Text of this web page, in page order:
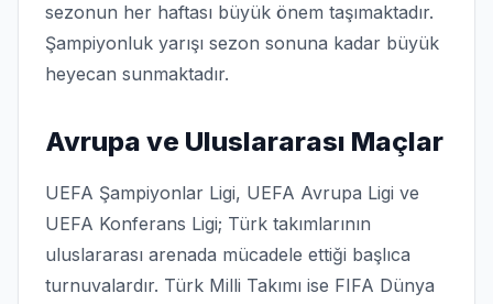
sezonun her haftası büyük önem taşımaktadır.
Şampiyonluk yarışı sezon sonuna kadar büyük
heyecan sunmaktadır.
Avrupa ve Uluslararası Maçlar
UEFA Şampiyonlar Ligi, UEFA Avrupa Ligi ve
UEFA Konferans Ligi; Türk takımlarının
uluslararası arenada mücadele ettiği başlıca
turnuvalardır. Türk Milli Takımı ise FIFA Dünya